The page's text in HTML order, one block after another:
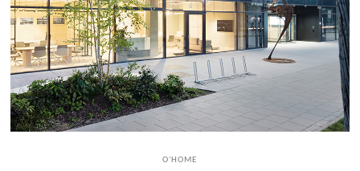
O'HOME